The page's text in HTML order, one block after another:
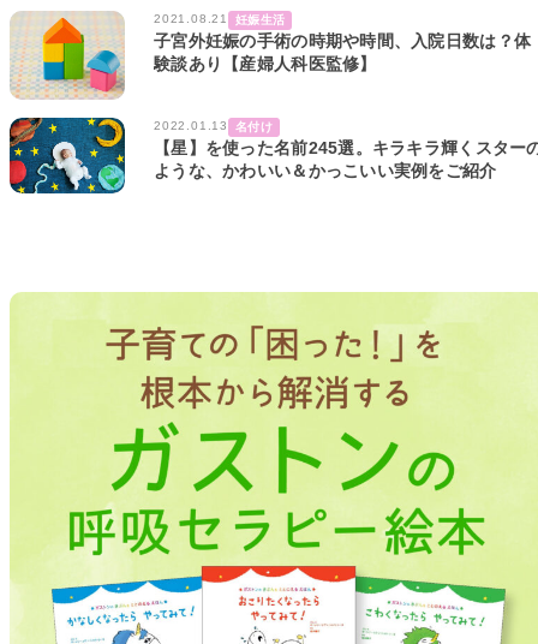
2021.08.21 妊娠生活
子宮外妊娠の手術の時期や時間、入院日数は？体
験談あり【産婦人科医監修】
2022.01.13 名付け
【星】を使った名前245選。キラキラ輝くスター
ような、かわいい＆かっこいい実例をご紹介